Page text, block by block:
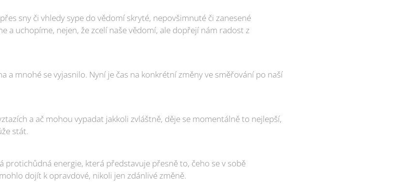
sny či vhledy sype do vědomí skryté, nepovšimnuté či zanesené
a uchopíme, nejen, že zcelí naše vědomí, ale dopřejí nám radost z
a mnohé se vyjasnilo. Nyní je čas na konkrétní změny ve směřování po naší
a ač mohou vypadat jakkoli zvláštně, děje se momentálně to nejlepší,
stát.
protichůdná energie, která představuje přesně to, čeho se v sobě
dojít k opravdové, nikoli jen zdánlivé změně.